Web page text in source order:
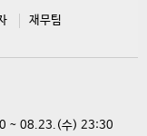
재무팀
~ 08.23.(수) 23:30